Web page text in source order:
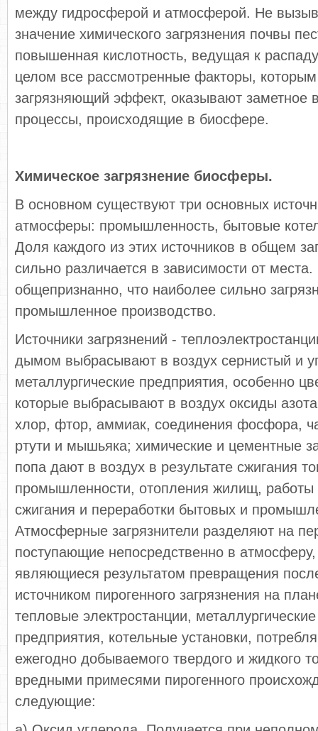
между гидросферой и атмосферой. Не
значение химического загрязнения почвы
повышенная кислотность, ведущая к
целом все рассмотренные факторы,
загрязняющий эффект, оказывают заметное
процессы, происходящие в биосфере.
Химическое загрязнение биосферы.
В основном существуют три основных
атмосферы: промышленность, бытовые
Доля каждого из этих источников в общем
сильно различается в зависимости от
общепризнанно, что наиболее сильно
промышленное производство.
Источники загрязнений -
дымом выбрасывают в воздух сернистый и
металлургические предприятия, особенно
которые выбрасывают в воздух оксиды
хлор, фтор, аммиак, соединения фосфора,
ртути и мышьяка; химические и цементные
попа дают в воздух в результате сжигания
промышленности, отопления жилищ, работы
сжигания и переработки бытовых и
Атмосферные загрязнители разделяют на
поступающие непосредственно в
являющиеся результатом превращения
источником пирогенного загрязнения на
тепловые электростанции,
предприятия, котельные установки,
ежегодно добываемого твердого и жидкого
вредными примесями пирогенного
следующие: